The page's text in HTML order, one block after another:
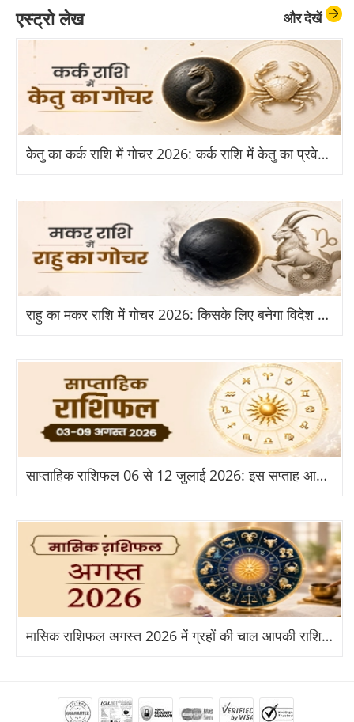
एस्ट्रो लेख और देखें
केतु का कर्क राशि में गोचर 2026: कर्क राशि में केतु का प्रवेश से किन राशियों को होगा बड़ा लाभ?
राहु का मकर राशि में गोचर 2026: किसके लिए बनेगा विदेश और तरक्की का योग?
साप्ताहिक राशिफल 06 से 12 जुलाई 2026: इस सप्ताह आपकी राशि के लिए क्या है खास?
मासिक राशिफल अगस्त 2026 में ग्रहों की चाल आपकी राशि पर क्या असर डालेगी?